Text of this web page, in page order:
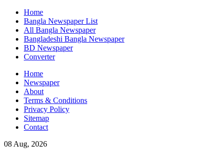
Skip
content
Home
Bangla Newspaper List
All Bangla Newspaper
Bangladeshi Bangla Newspaper
BD Newspaper
Converter
Home
Newspaper
About
Terms & Conditions
Privacy Policy
Sitemap
Contact
08 Aug, 2026